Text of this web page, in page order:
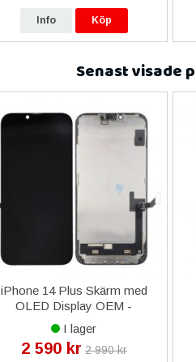
Info Köp
Senast visade
iPhone 14 Plus Skärm med
OLED Display OEM -
Originalkvalitet
I lager
2 590 kr 2 990 kr